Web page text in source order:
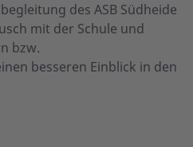
des ASB Südheide
mit der Schule und
bzw.
besseren Einblick in den